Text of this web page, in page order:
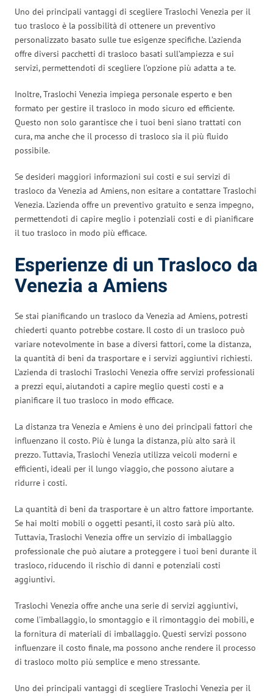
Uno dei principali vantaggi di scegliere Traslochi Venezia per il
tuo trasloco è la possibilità di ottenere un preventivo
personalizzato basato sulle tue esigenze specifiche. L’azienda
offre diversi pacchetti di trasloco basati sull’ampiezza e sui
servizi, permettendoti di scegliere l’opzione più adatta a te.
Inoltre, Traslochi Venezia impiega personale esperto e ben
formato per gestire il trasloco in modo sicuro ed efficiente.
Questo non solo garantisce che i tuoi beni siano trattati con
cura, ma anche che il processo di trasloco sia il più fluido
possibile.
Se desideri maggiori informazioni sui costi e sui servizi di
trasloco da Venezia ad Amiens, non esitare a contattare Traslochi
Venezia. L’azienda offre un preventivo gratuito e senza impegno,
permettendoti di capire meglio i potenziali costi e di pianificare
il tuo trasloco in modo più efficace.
Esperienze di un Trasloco da
Venezia a Amiens
Se stai pianificando un trasloco da Venezia ad Amiens, potresti
chiederti quanto potrebbe costare. Il costo di un trasloco può
variare notevolmente in base a diversi fattori, come la distanza,
la quantità di beni da trasportare e i servizi aggiuntivi richiesti.
L’azienda di traslochi Traslochi Venezia offre servizi professionali
a prezzi equi, aiutandoti a capire meglio questi costi e a
pianificare il tuo trasloco in modo efficace.
La distanza tra Venezia e Amiens è uno dei principali fattori che
influenzano il costo. Più è lunga la distanza, più alto sarà il
prezzo. Tuttavia, Traslochi Venezia utilizza veicoli moderni e
efficienti, ideali per il lungo viaggio, che possono aiutare a
ridurre i costi.
La quantità di beni da trasportare è un altro fattore importante.
Se hai molti mobili o oggetti pesanti, il costo sarà più alto.
Tuttavia, Traslochi Venezia offre un servizio di imballaggio
professionale che può aiutare a proteggere i tuoi beni durante il
trasloco, riducendo il rischio di danni e potenziali costi
aggiuntivi.
Traslochi Venezia offre anche una serie di servizi aggiuntivi,
come l’imballaggio, lo smontaggio e il rimontaggio dei mobili, e
la fornitura di materiali di imballaggio. Questi servizi possono
influenzare il costo finale, ma possono anche rendere il processo
di trasloco molto più semplice e meno stressante.
Uno dei principali vantaggi di scegliere Traslochi Venezia per il